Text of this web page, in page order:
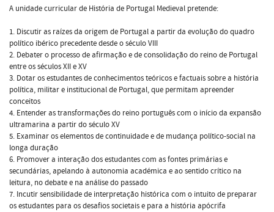
A unidade curricular de História de Portugal Medieval pretende:
1. Discutir as raízes da origem de Portugal a partir da evolução do quadro
político ibérico precedente desde o século VIII
2. Debater o processo de afirmação e de consolidação do reino de Portugal
entre os séculos XII e XV
3. Dotar os estudantes de conhecimentos teóricos e factuais sobre a história
política, militar e institucional de Portugal, que permitam apreender
conceitos
4. Entender as transformações do reino português com o início da expansão
ultramarina a partir do século XV
5. Examinar os elementos de continuidade e de mudança político-social na
longa duração
6. Promover a interação dos estudantes com as fontes primárias e
secundárias, apelando à autonomia académica e ao sentido crítico na
leitura, no debate e na análise do passado
7. Incutir sensibilidade de interpretação histórica com o intuito de preparar
os estudantes para os desafios societais e para a história apócrifa